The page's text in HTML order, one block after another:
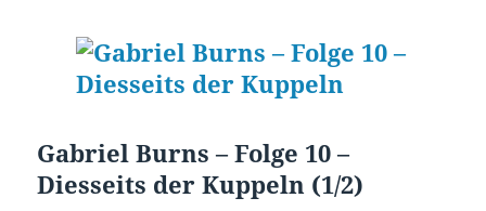
Gabriel Burns – Folge 10 –
Diesseits der Kuppeln (1/2)